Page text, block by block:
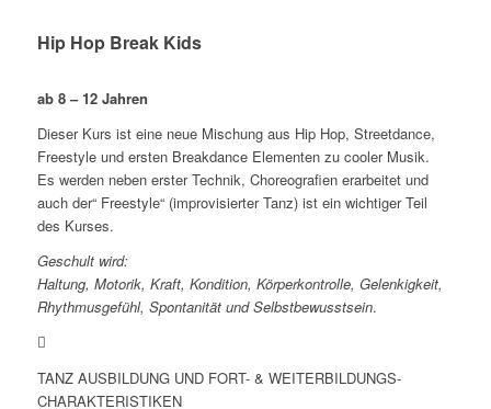
Hip Hop Break Kids
ab 8 – 12 Jahren
Dieser Kurs ist eine neue Mischung aus Hip Hop, Streetdance,
Freestyle und ersten Breakdance Elementen zu cooler Musik.
Es werden neben erster Technik, Choreografien erarbeitet und
auch der“ Freestyle“ (improvisierter Tanz) ist ein wichtiger Teil
des Kurses.
Geschult wird:
Haltung, Motorik, Kraft, Kondition, Körperkontrolle, Gelenkigkeit,
Rhythmusgefühl, Spontanität und Selbstbewusstsein.
TANZ AUSBILDUNG UND FORT- & WEITERBILDUNGS-
CHARAKTERISTIKEN